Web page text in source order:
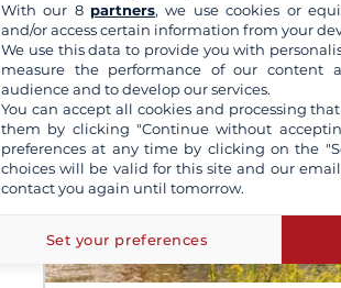
With our 8 partners, we use cookies or
and/or access certain information from your
We use this data to provide you with
measure the performance of our content
audience and to develop our services.
You can accept all cookies and processing
them by clicking "Continue without
preferences at any time by clicking on the
choices will be valid for this site and our
contact you again until tomorrow.
Set your preferences